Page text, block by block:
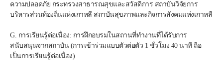
ความปลอดภัย กระทรวงสาธารณสุขและสวัสดิการ สถาบันวิจัยการ
บริหารส่วนท้องถิ่นแห่งเกาหลี สถาบันสุขภาพและกิจการสังคมแห่งเกาหลี
G. การเรียนรู้ต่อเนื่อง: การฝึกอบรมในสถานที่ทำงานที่ได้รับการ
สนับสนุนจากสถาบัน (การเข้าร่วมแบบตัวต่อตัว 1 ชั่วโมง 40 นาที ถือ
เป็นการเรียนรู้ต่อเนื่อง)